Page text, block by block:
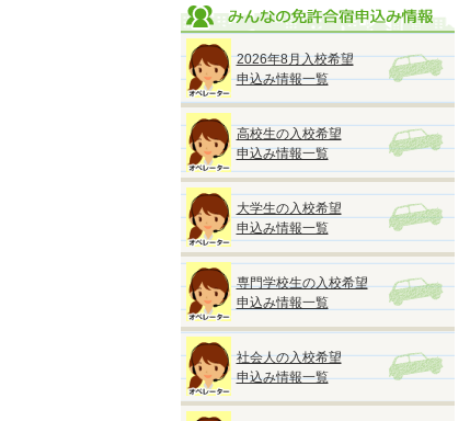
2026年8月入校希望
申込み情報一覧
高校生の入校希望
申込み情報一覧
大学生の入校希望
申込み情報一覧
専門学校生の入校希望
申込み情報一覧
社会人の入校希望
申込み情報一覧